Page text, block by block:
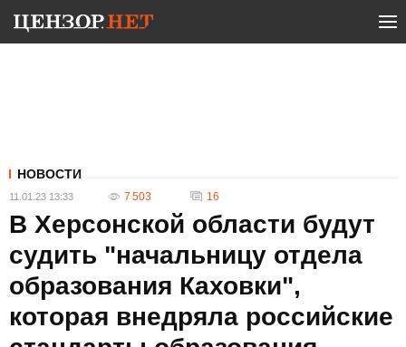
НОВОСТИ
11.01.23 13:33 7 503 16
В Херсонской области будут
судить "начальницу отдела
образования Каховки",
которая внедряла российские